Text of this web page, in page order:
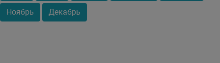
Ноябрь Декабрь